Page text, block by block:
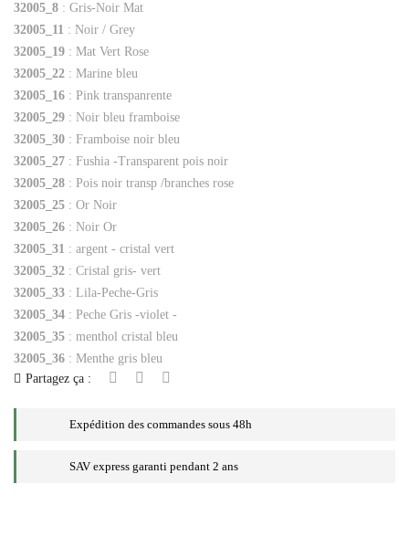
32005_8 : Gris-Noir Mat
32005_11 : Noir / Grey
32005_19 : Mat Vert Rose
32005_22 : Marine bleu
32005_16 : Pink transpanrente
32005_29 : Noir bleu framboise
32005_30 : Framboise noir bleu
32005_27 : Fushia -Transparent pois noir
32005_28 : Pois noir transp /branches rose
32005_25 : Or Noir
32005_26 : Noir Or
32005_31 : argent - cristal vert
32005_32 : Cristal gris- vert
32005_33 : Lila-Peche-Gris
32005_34 : Peche Gris -violet -
32005_35 : menthol cristal bleu
32005_36 : Menthe gris bleu
Partagez ça :
Expédition des commandes sous 48h
SAV express garanti pendant 2 ans